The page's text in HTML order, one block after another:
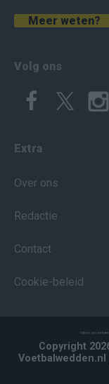
Meer weten?
Volg ons
Extra
Over ons
Redactie
Contact
Cookie-beleid
Copyright
Voetbalwedden.nl